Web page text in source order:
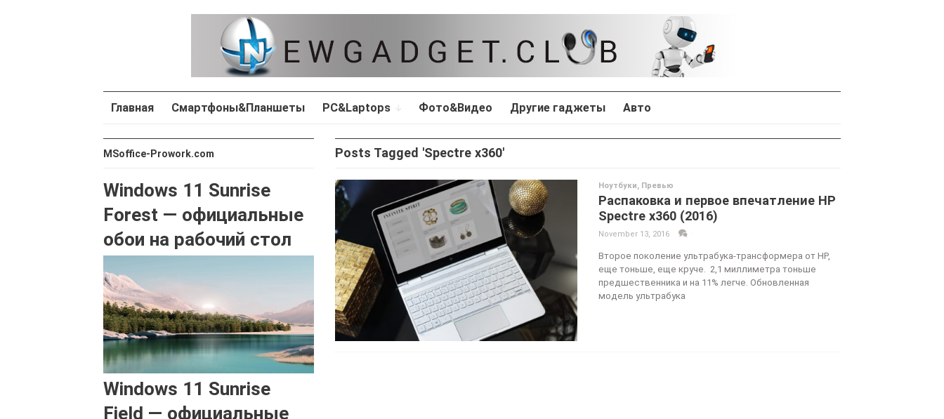
Главная Смартфоны&Планшеты PC&Laptops Фото&Видео Другие гаджеты Авто
Posts Tagged 'Spectre x360'
Ноутбуки, Превью
Распаковка и первое впечатление HP
Spectre x360 (2016)
November 13, 2016
Второе поколение ультрабука-трансформера от HP,
еще тоньше, еще круче. 2,1 миллиметра тоньше
предшественника и на 11% легче. Обновленная
модель ультрабука
MSoffice-Prowork.com
Windows 11 Sunrise
Forest — официальные
обои на рабочий стол
Windows 11 Sunrise
Field — официальные